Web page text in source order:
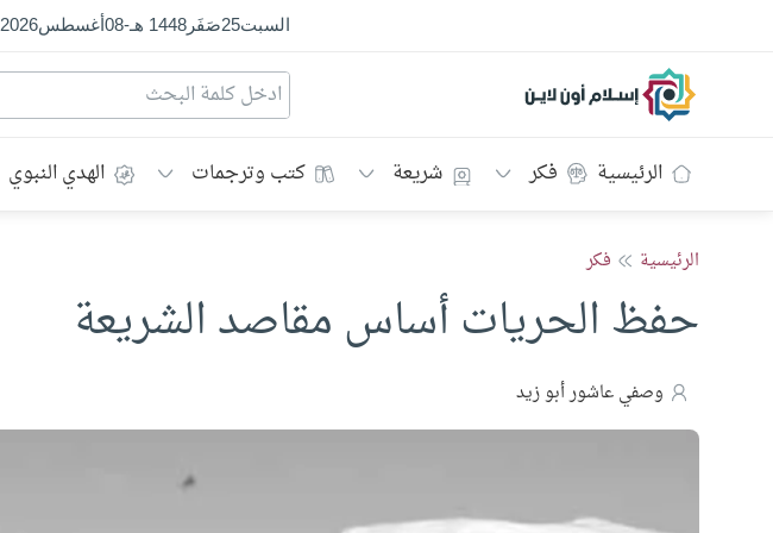
السبت25صَفَر1448 هـ -
08أغسطس2026
إسلام أون لاين
الرئيسية فكر شريعة كتب وترجمات الهدي النبوي
الرئيسية فكر
حفظ الحريات أساس مقاصد الشريعة
وصفي عاشور أبو زيد